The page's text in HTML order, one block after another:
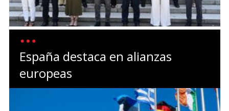
España destaca en alianzas
europeas